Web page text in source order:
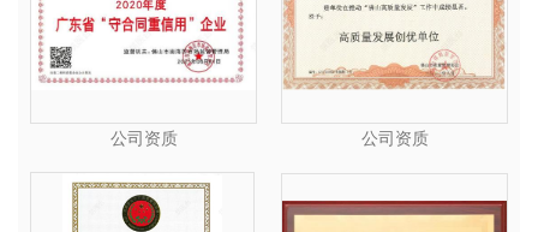
公司资质 公司资质